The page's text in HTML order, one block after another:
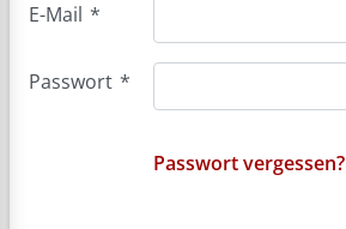
E-Mail *
Passwort *
Passwort vergessen?